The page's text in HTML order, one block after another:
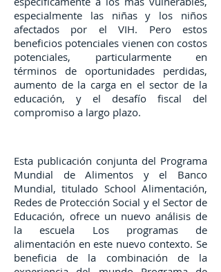
especialmente las niñas y los niños
afectados por el VIH. Pero estos
beneficios potenciales vienen con costos
potenciales, particularmente en
términos de oportunidades perdidas,
aumento de la carga en el sector de la
educación, y el desafío fiscal del
compromiso a largo plazo.
Esta publicación conjunta del Programa
Mundial de Alimentos y el Banco
Mundial, titulado School Alimentación,
Redes de Protección Social y el Sector de
Educación, ofrece un nuevo análisis de
la escuela Los programas de
alimentación en este nuevo contexto. Se
beneficia de la combinación de la